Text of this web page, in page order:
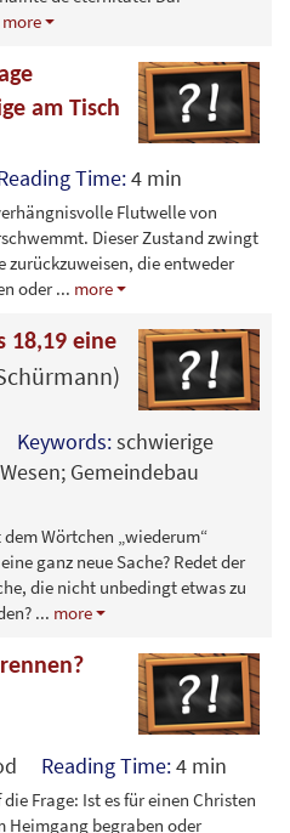
more
am Tisch
Time:4 min
Flutwelle von
Dieser Zustand zwingt
die entweder
oder... more
18,19 eine
Keywords:schwierige
Gemeindebau
Wörtchen „wiederum“
ganz neue Sache? Redet der
die nicht unbedingt etwas zu
... more
Reading Time:4 min
Frage: Ist es für einen Christen
Heimgang begraben oder